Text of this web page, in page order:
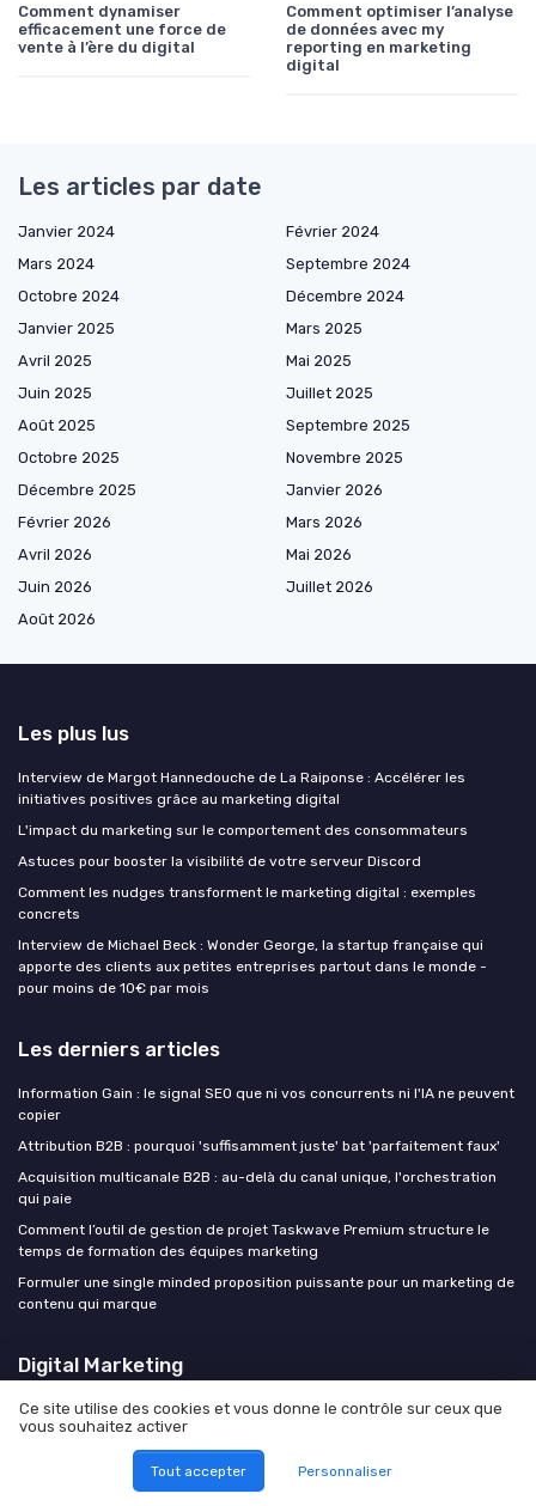
Comment dynamiser
efficacement une force de
vente à l’ère du digital
Comment optimiser l’analyse
de données avec my
reporting en marketing
digital
Les articles par date
Janvier 2024
Février 2024
Mars 2024
Septembre 2024
Octobre 2024
Décembre 2024
Janvier 2025
Mars 2025
Avril 2025
Mai 2025
Juin 2025
Juillet 2025
Août 2025
Septembre 2025
Octobre 2025
Novembre 2025
Décembre 2025
Janvier 2026
Février 2026
Mars 2026
Avril 2026
Mai 2026
Juin 2026
Juillet 2026
Août 2026
Les plus lus
Interview de Margot Hannedouche de La Raiponse : Accélérer les
initiatives positives grâce au marketing digital
L'impact du marketing sur le comportement des consommateurs
Astuces pour booster la visibilité de votre serveur Discord
Comment les nudges transforment le marketing digital : exemples
concrets
Interview de Michael Beck : Wonder George, la startup française qui
apporte des clients aux petites entreprises partout dans le monde -
pour moins de 10€ par mois
Les derniers articles
Information Gain : le signal SEO que ni vos concurrents ni l'IA ne peuvent
copier
Attribution B2B : pourquoi 'suffisamment juste' bat 'parfaitement faux'
Acquisition multicanale B2B : au-delà du canal unique, l'orchestration
qui paie
Comment l’outil de gestion de projet Taskwave Premium structure le
temps de formation des équipes marketing
Formuler une single minded proposition puissante pour un marketing de
contenu qui marque
Digital Marketing
Mentions légales Politique de confidentialité
Ce site utilise des cookies et vous donne le contrôle sur ceux que
vous souhaitez activer
Tout accepter Personnaliser